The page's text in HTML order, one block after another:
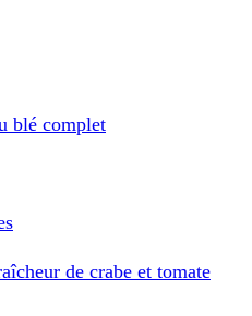
blé complet
de crabe et tomate